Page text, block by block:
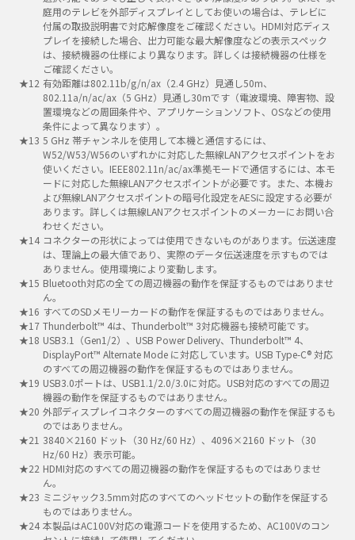
庭用のテレビを外部ディスプレイとしてお使いの場合は、テレビに
付属の取扱説明書で対応解像度をご確認ください。HDMI対応ディス
プレイを接続した場合、出力可能な最大解像度などの表示スペック
は、接続機器の仕様により異なります。詳しくは接続機器の仕様を
ご確認ください。
有効距離は802.11b/g/n/ax（2.4 GHz）見通し50m、
802.11a/n/ac/ax（5 GHz）見通し30mです（電波環境、障害物、設
置環境などの周囲条件や、アプリケーションソフト、OSなどの使用
条件によって異なります）。
5 GHz 帯チャンネルを使用して本機と通信するには、
W52/W53/W56のいずれかに対応した無線LANアクセスポイントをお
使いください。IEEE802.11n/ac/ax準拠モードで通信するには、本モ
ードに対応した無線LANアクセスポイントが必要です。また、本機お
よび無線LANアクセスポイントの暗号化設定をAESに設定する必要が
あります。詳しくは無線LANアクセスポイントのメーカーにお問い合
わせください。
コネクターの形状によっては使用できないものがあります。伝送速度
は、理論上の最大値であり、実際のデータ伝送速度を示すものでは
ありません。使用環境により変動します。
Bluetooth対応の全ての周辺機器の動作を保証するものではありませ
ん。
すべてのSDメモリーカードの動作を保証するものではありません。
Thunderbolt™ 4は、Thunderbolt™ 3対応機器も接続可能です。
USB3.1（Gen1/2）、USB Power Delivery、Thunderbolt™ 4、
DisplayPort™ Alternate Mode に対応しています。USB Type-C® 対応
のすべての周辺機器の動作を保証するものではありません。
USB3.0ポートは、USB1.1/2.0/3.0に対応。USB対応のすべての周辺
機器の動作を保証するものではありません。
外部ディスプレイコネクターのすべての周辺機器の動作を保証するも
のではありません。
3840×2160 ドット（30 Hz/60 Hz）、4096×2160 ドット（30
Hz/60 Hz）表示可能。
HDMI対応のすべての周辺機器の動作を保証するものではありませ
ん。
ミニジャック3.5mm対応のすべてのヘッドセットの動作を保証する
ものではありません。
本製品はAC100V対応の電源コードを使用するため、AC100Vのコン